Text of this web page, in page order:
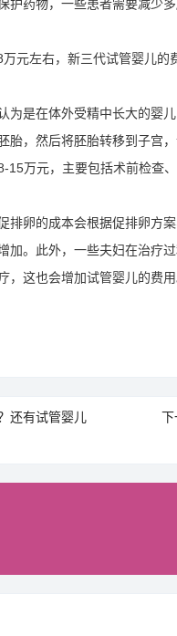
护药物，一些患者需要减少
左右，新三代试管婴儿的
是在体外受精中长大的婴
，然后将胚胎转移到子宫
万元，主要包括术前检查
卵的成本会根据促排卵方
加。此外，一些夫妇在治疗
这也会增加试管婴儿的费用
还有试管婴儿
下